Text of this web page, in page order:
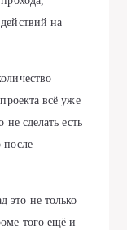
на
всё уже
сделать есть
после
это не только
того ещё и